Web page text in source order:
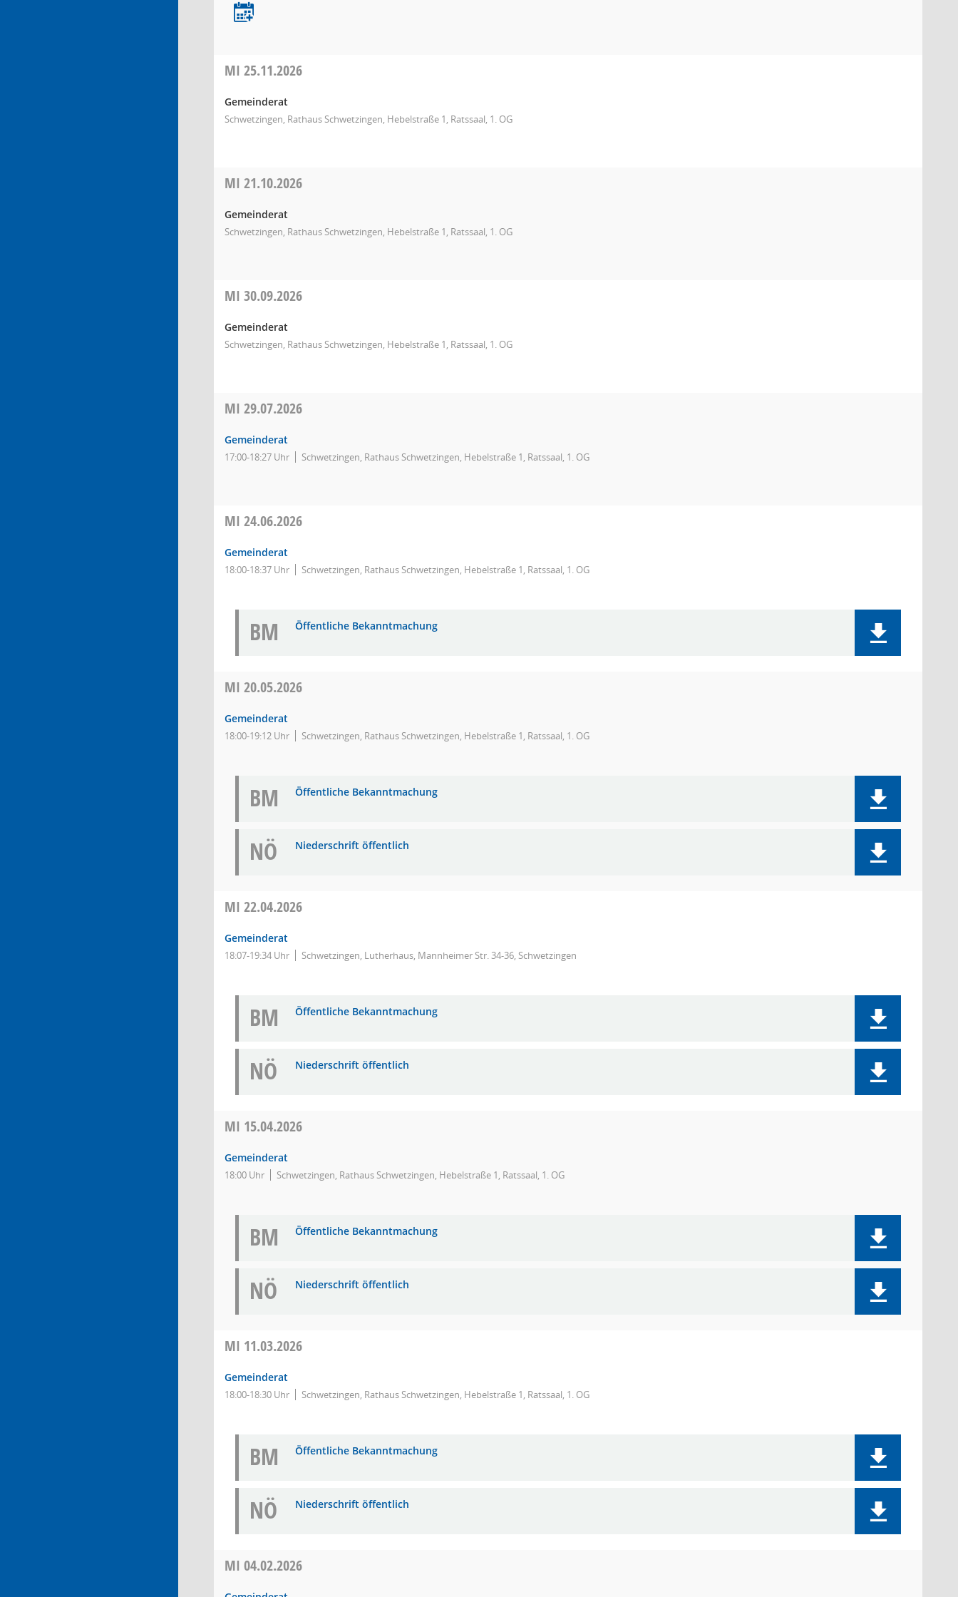
MI 25.11.2026
Gemeinderat
Schwetzingen, Rathaus Schwetzingen, Hebelstraße 1, Ratssaal, 1. OG
MI 21.10.2026
Gemeinderat
Schwetzingen, Rathaus Schwetzingen, Hebelstraße 1, Ratssaal, 1. OG
MI 30.09.2026
Gemeinderat
Schwetzingen, Rathaus Schwetzingen, Hebelstraße 1, Ratssaal, 1. OG
MI 29.07.2026
Gemeinderat
17:00-18:27 Uhr Schwetzingen, Rathaus Schwetzingen, Hebelstraße 1, Ratssaal, 1. OG
MI 24.06.2026
Gemeinderat
18:00-18:37 Uhr Schwetzingen, Rathaus Schwetzingen, Hebelstraße 1, Ratssaal, 1. OG
BM Öffentliche Bekanntmachung
MI 20.05.2026
Gemeinderat
18:00-19:12 Uhr Schwetzingen, Rathaus Schwetzingen, Hebelstraße 1, Ratssaal, 1. OG
BM Öffentliche Bekanntmachung
NÖ Niederschrift öffentlich
MI 22.04.2026
Gemeinderat
18:07-19:34 Uhr Schwetzingen, Lutherhaus, Mannheimer Str. 34-36, Schwetzingen
BM Öffentliche Bekanntmachung
NÖ Niederschrift öffentlich
MI 15.04.2026
Gemeinderat
18:00 Uhr Schwetzingen, Rathaus Schwetzingen, Hebelstraße 1, Ratssaal, 1. OG
BM Öffentliche Bekanntmachung
NÖ Niederschrift öffentlich
MI 11.03.2026
Gemeinderat
18:00-18:30 Uhr Schwetzingen, Rathaus Schwetzingen, Hebelstraße 1, Ratssaal, 1. OG
BM Öffentliche Bekanntmachung
NÖ Niederschrift öffentlich
MI 04.02.2026